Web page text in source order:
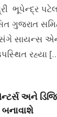
ભૂપેન્દ્ર
ગુજરાત
સાયન્સ
રહ્યા
અને